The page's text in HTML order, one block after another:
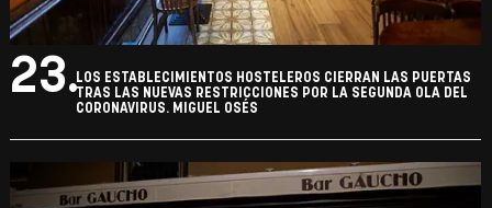
23.LOS ESTABLECIMIENTOS HOSTELEROS CIERRAN LAS PUERTAS
TRAS LAS NUEVAS RESTRICCIONES POR LA SEGUNDA OLA DEL
CORONAVIRUS. MIGUEL OSÉS